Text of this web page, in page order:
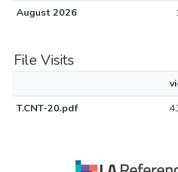
August 2026
File Visits
T.CNT-20.pdf